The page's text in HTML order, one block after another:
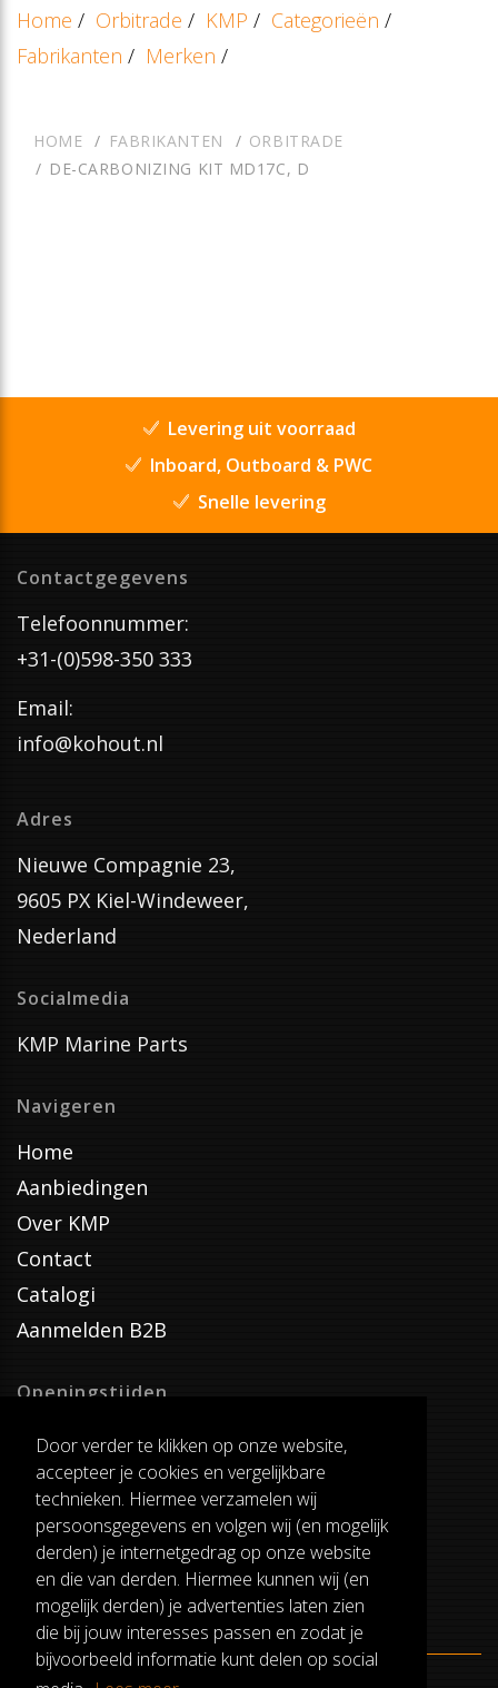
Door verder te klikken op onze website,
accepteer je cookies en vergelijkbare
technieken. Hiermee verzamelen wij
persoonsgegevens en volgen wij (en mogelijk
derden) je internetgedrag op onze website
en die van derden. Hiermee kunnen wij (en
mogelijk derden) je advertenties laten zien
die bij jouw interesses passen en zodat je
bijvoorbeeld informatie kunt delen op social
Home / Orbitrade / KMP / Categorieën /
Fabrikanten / Merken /
HOME FABRIKANTEN
ORBITRADE
DE-CARBONIZING KIT MD17C, D
Levering uit voorraad
Inboard, Outboard & PWC
Snelle levering
Contactgegevens
Telefoonnummer:
+31-(0)598-350 333
Email:
info@kohout.nl
Adres
Nieuwe Compagnie 23,
9605 PX Kiel-Windeweer,
Nederland
Socialmedia
KMP Marine Parts
Navigeren
Home
Aanbiedingen
Over KMP
Contact
Catalogi
Aanmelden B2B
Openingstijden
Dinsdag T/M Zaterdag
van 8:00-17:00
Verzenddagen
Dinsdag T/M Vrijdag
Pauze
12:30-13:00